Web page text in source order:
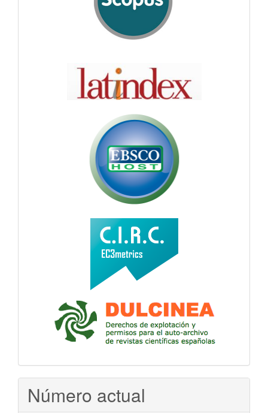
Número actual